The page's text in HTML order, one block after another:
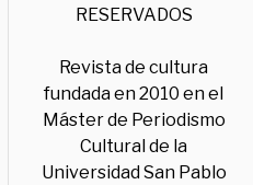
RESERVADOS
Revista de cultura
fundada en 2010 en el
Máster de Periodismo
Cultural de la
Universidad San Pablo